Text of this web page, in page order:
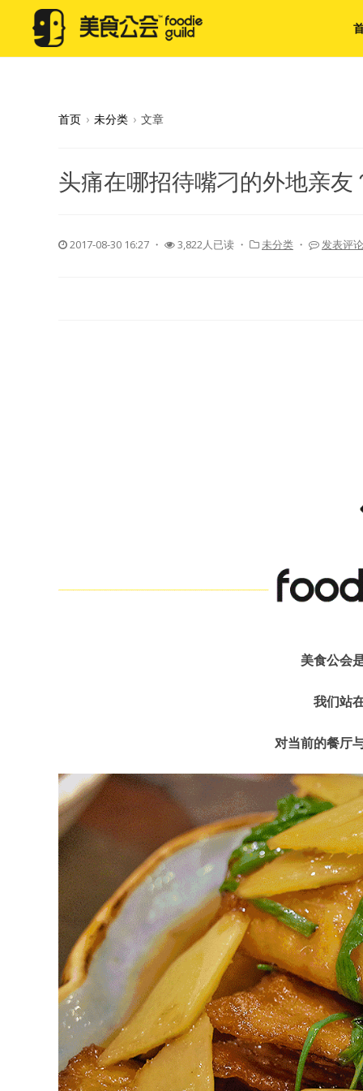
首页 › 未分类 › 文章
头痛在哪招待嘴刁的外地亲
2017-08-30 16:27 ・ 3,822人已读 ・ 未分类 ・ 发表评论
美食公会
我们站
对当前的餐厅